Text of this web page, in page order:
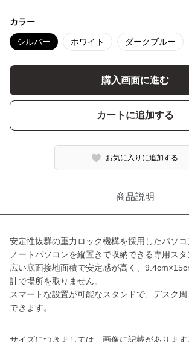
カラー
シルバー ホワイト ダークブルー
購入画面に進む
カートに追加する
お気に入りに追加する
商品説明
安定性抜群の重力ロック機構を採用したパソコ
ノートパソコンを縦置きで収納できる専用スタ
広い底面接地面積で安定感が高く、
計で場所を取りません。
スマートな設置が可能なスタンドで、デスク
できます。
サイズにつきましては、画像に記載があります